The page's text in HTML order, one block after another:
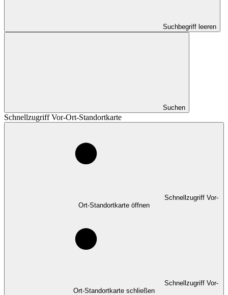
Suchbegriff leeren
Suchen
Schnellzugriff Vor-Ort-Standortkarte
Schnellzugriff Vor-
Ort-Standortkarte öffnen
Schnellzugriff Vor-
Ort-Standortkarte schließen